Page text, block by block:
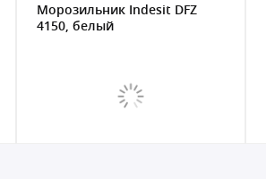
Морозильник Indesit DFZ
4150, белый